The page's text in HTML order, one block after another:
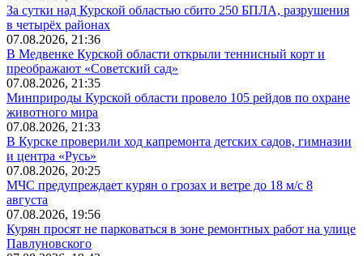
За сутки над Курской областью сбито 250 БПЛА, разрушения
в четырёх районах
07.08.2026, 21:36
В Медвенке Курской области открыли теннисный корт и
преображают «Советский сад»
07.08.2026, 21:35
Минприроды Курской области провело 105 рейдов по охране
животного мира
07.08.2026, 21:33
В Курске проверили ход капремонта детских садов, гимназии
и центра «Русь»
07.08.2026, 20:25
МЧС предупреждает курян о грозах и ветре до 18 м/с 8
августа
07.08.2026, 19:56
Курян просят не парковаться в зоне ремонтных работ на улице
Павлуновского